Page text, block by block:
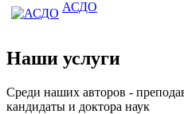
АСДО
Наши услуги
Среди наших авторов -
кандидаты и доктора наук